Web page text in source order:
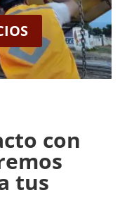
con
tus